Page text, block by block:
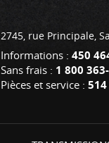
2745, rue Principale,
Informations : 450
Sans frais : 1 800
Pièces et service :